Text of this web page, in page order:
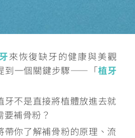
來恢復缺牙的健康與美觀
到一個關鍵步驟——「植牙
牙不是直接將植體放進去就
補骨粉？
帶你了解補骨粉的原理、流